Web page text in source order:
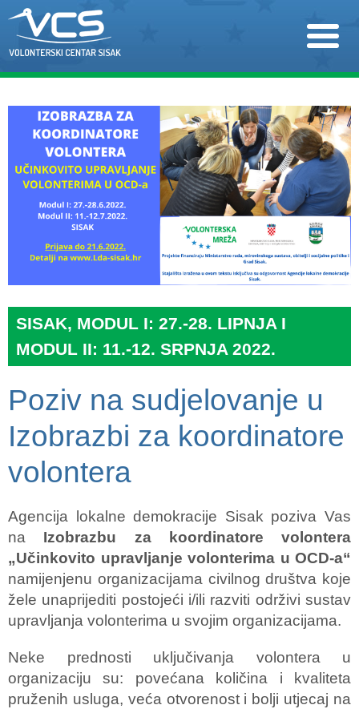
SISAK, MODUL I: 27.-28. LIPNJA I
MODUL II: 11.-12. SRPNJA 2022.
Poziv na sudjelovanje u
Izobrazbi za koordinatore
volontera
Agencija lokalne demokracije Sisak poziva Vas
na Izobrazbu
za koordinatore volontera
„Učinkovito upravljanje volonterima u OCD-a“
namijenjenu organizacijama civilnog društva koje
žele unaprijediti postojeći i/ili razviti održivi sustav
upravljanja volonterima u svojim organizacijama.
Neke prednosti uključivanja volontera u
organizaciju su: povećana količina i kvaliteta
pruženih usluga, veća otvorenost i bolji utjecaj na